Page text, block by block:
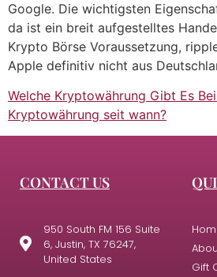
Google. Die wichtigsten
da ist ein breit aufgestelltes
Krypto Börse Voraussetzung,
Apple definitiv nicht aus
Welche Kryptowährung Gibt Es
Kryptowährung seit wann?
CONTACT US
950 South FM 156 Suite
6, Justin, TX 76247,
United States
Gift